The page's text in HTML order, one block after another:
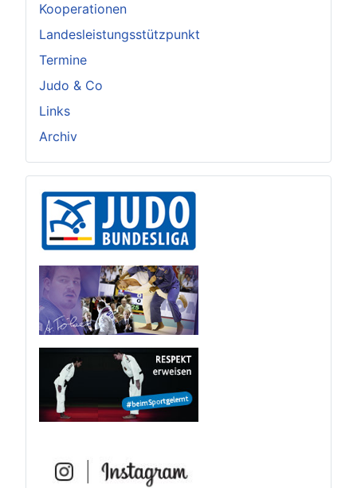
Kooperationen
Landesleistungsstützpunkt
Termine
Judo & Co
Links
Archiv